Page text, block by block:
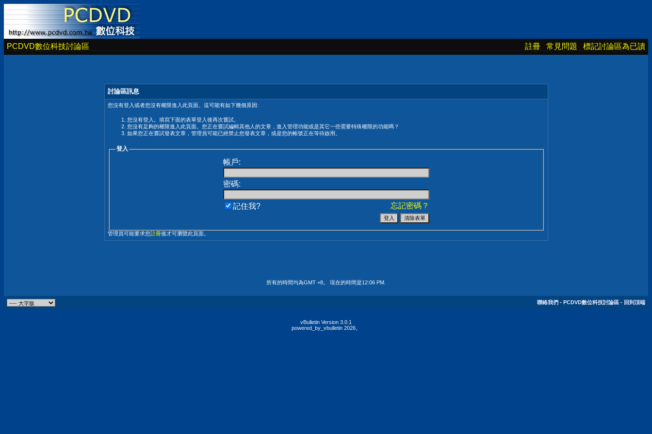
PCDVD數位科技討論區 註冊 常見問題 標記討論區為已讀
討論區訊息
您沒有登入或者您沒有權限進入此頁面。這可能有如下幾個原因:
您沒有登入。填寫下面的表單登入後再次嘗試。
您沒有足夠的權限進入此頁面。您正在嘗試編輯其他人的文章，進入管理功能或是其它一些需要特殊權限的功能嗎？
如果您正在嘗試發表文章，管理員可能已經禁止您發表文章，或是您的帳號正在等待啟用。
登入
帳戶:
密碼:
忘記密碼？
記住我?
管理員可能要求您註冊後才可瀏覽此頁面。
所有的時間均為GMT +8。 現在的時間是12:06 PM
聯絡我們 - PCDVD數位科技討論區 - 回到頂端
vBulletin Version 3.0.1
powered_by_vbulletin 2026。